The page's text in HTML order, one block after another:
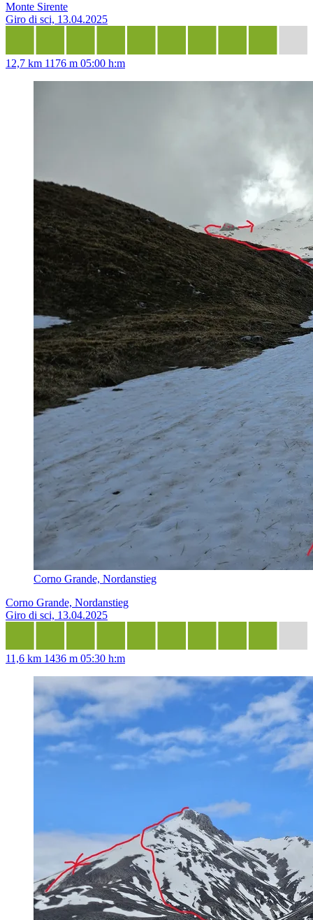
Monte Sirente
Giro di sci, 13.04.2025
12,7 km 1176 m 05:00 h:m
Corno Grande, Nordanstieg
Corno Grande, Nordanstieg
Giro di sci, 13.04.2025
11,6 km 1436 m 05:30 h:m